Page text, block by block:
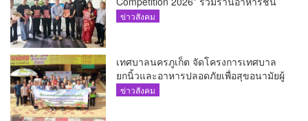
นำของ The Shopps at The AQUA ชู
ข่าวสังคม
เทศบาลนครภูเก็ต จัดโครงการเทศบาล
ยกนิ้วและอาหารปลอดภัยเพื่อสุขอนามัยผู้
บริโภค
ข่าวสังคม